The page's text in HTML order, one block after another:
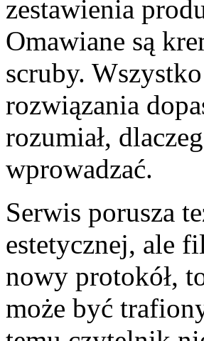
zestawienia
Omawiane są
scruby.
rozwiązania
rozumiał,
wprowadzać.
Serwis porusza
estetycznej, ale
nowy protokół,
może być